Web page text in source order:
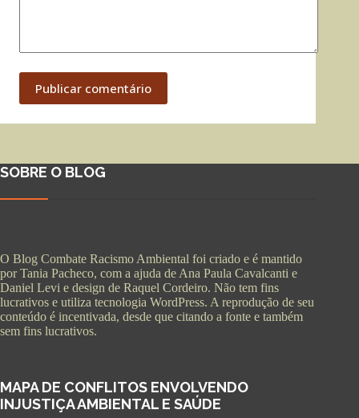
Publicar comentário
SOBRE O BLOG
O Blog Combate Racismo Ambiental foi criado e é mantido
por Tania Pacheco, com a ajuda de Ana Paula Cavalcanti e
Daniel Levi e design de Raquel Cordeiro. Não tem fins
lucrativos e utiliza tecnologia WordPress. A reprodução de seu
conteúdo é incentivada, desde que citando a fonte e também
sem fins lucrativos.
MAPA DE CONFLITOS ENVOLVENDO
INJUSTIÇA AMBIENTAL E SAÚDE